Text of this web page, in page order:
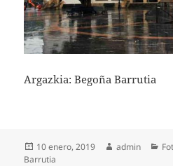
Argazkia: Begoña Barrutia
Publicado
el
10 enero, 2019 Autor
admin
Barrutia